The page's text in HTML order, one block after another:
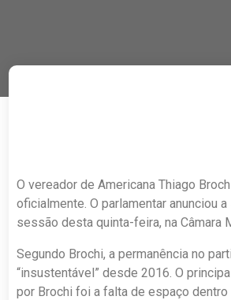
O vereador de Americana Thiago
oficialmente. O parlamentar anunciou
sessão desta quinta-feira, na Câmara
Segundo Brochi, a permanência no
“insustentável” desde 2016. O
por Brochi foi a falta de espaço dentro